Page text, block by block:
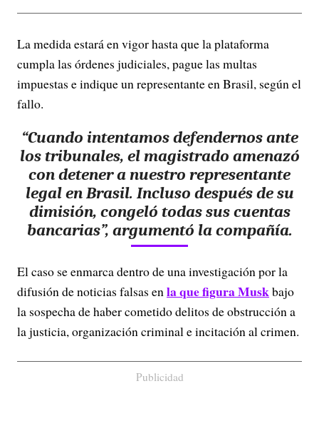
La medida estará en vigor hasta que la plataforma
cumpla las órdenes judiciales, pague las multas
impuestas e indique un representante en Brasil, según el
fallo.
“Cuando intentamos defendernos ante
los tribunales, el magistrado amenazó
con detener a nuestro representante
legal en Brasil. Incluso después de su
dimisión, congeló todas sus cuentas
bancarias”, argumentó la compañía.
El caso se enmarca dentro de una investigación por la
difusión de noticias falsas enla que figura Muskbajo
la sospecha de haber cometido delitos de obstrucción a
la justicia, organización criminal e incitación al crimen.
Publicidad